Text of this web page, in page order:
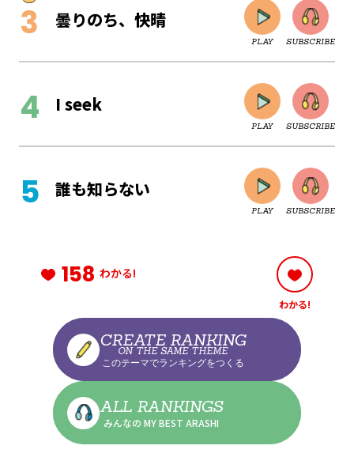
曇りのち、快晴
PLAY SUBSCRIBE
I seek
PLAY SUBSCRIBE
CLOSE
誰も知らない
PLAY SUBSCRIBE
CLOSE
158 わかる!
わかる!
CREATE RANKING
ON THE SAME THEME
このテーマでランキングをつくる
ALL RANKINGS
みんなの MY BEST ARASHI